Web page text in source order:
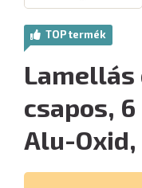
TOP termék
Lamellás
csapos,
Alu-